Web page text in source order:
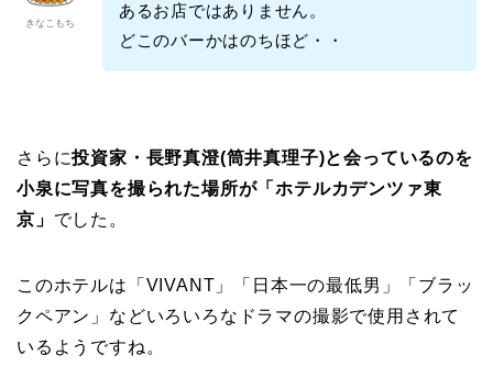
きなこもち
あるお店ではありません。
どこのバーかはのちほど・・
さらに投資家・長野真澄(筒井真理子)と会っているのを
小泉に写真を撮られた場所が「ホテルカデンツァ東
京」 でした。
このホテルは「VIVANT」「日本一の最低男」「ブラッ
クペアン」などいろいろなドラマの撮影で使用されて
いるようですね。